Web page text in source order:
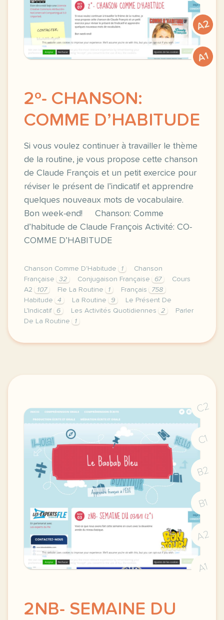
A2
A1
2º- CHANSON:
COMME D’HABITUDE
Si vous voulez continuer à travailler le thème
de la routine, je vous propose cette chanson
de Claude François et un petit exercice pour
réviser le présent de l’indicatif et apprendre
quelques nouveaux mots de vocabulaire.
Bon week-end! Chanson: Comme
d’habitude de Claude François Activité: CO-
COMME D’HABITUDE
Chanson Comme D'Habitude 1
Chanson
Française
32 Conjugaison Française 67
Cours
A2
107 Fle La Routine 1 Français
758
Habitude
4 La Routine 9
Le Présent De
L'Indicatif
6 Les Activités Quotidiennes 2
Parler
De La Routine
1
image languagetrainers comsi vous voulez
C2
C1
B2
B1
A2
A1
2NB- SEMAINE DU